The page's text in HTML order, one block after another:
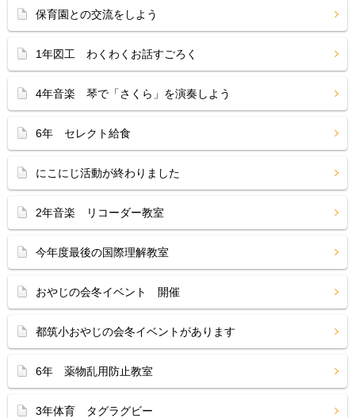
保育園との交流をしよう
1年図工 わくわくお話すごろく
4年音楽 琴で「さくら」を演奏しよう
6年 セレクト給食
にこにじ活動が終わりました
2年音楽 リコーダー教室
今年度最後の国際理解教室
おやじの会冬イベント 開催
都筑小おやじの会冬イベントがあります
6年 薬物乱用防止教室
3年体育 タグラグビー